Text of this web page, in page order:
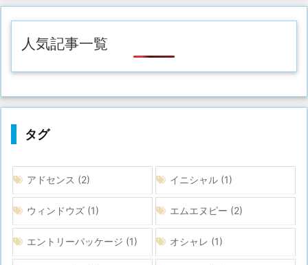
人気記事一覧
タグ
アドセンス (2) イニシャル (1)
ウィンドウズ (1) エムエヌピー (2)
エントリーパッケージ (1) オシャレ (1)